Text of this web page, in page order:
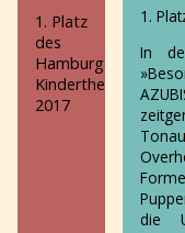
Böse
Vom
und
vom
Licht
Willi
1. Platz
des
Hamburger
Kindertheaterpreises
2017
1.
In
die